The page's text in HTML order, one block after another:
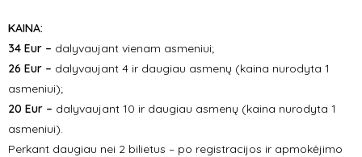
KAINA:
34 Eur – dalyvaujant vienam asmeniui;
26 Eur – dalyvaujant 4 ir daugiau asmenų (kaina nurodyta 1
asmeniui);
20 Eur – dalyvaujant 10 ir daugiau asmenų (kaina nurodyta 1
asmeniui).
Perkant daugiau nei 2 bilietus – po registracijos ir apmokėjimo